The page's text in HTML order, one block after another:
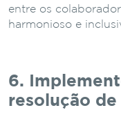
entre os
harmonioso e
6.
resolução